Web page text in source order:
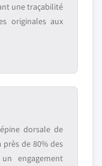
une traçabilité
originales aux
dorsale de
de 80% des
engagement